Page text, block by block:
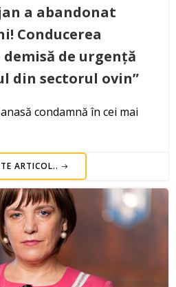
a abandonat
Conducerea
demisă de urgență
din sectorul ovin”
condamnă în cei mai
ARTICOL..